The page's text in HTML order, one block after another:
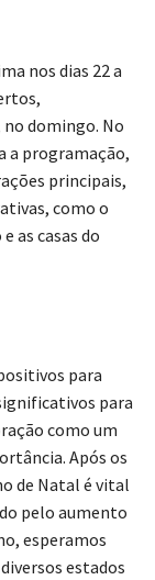
nos dias 22 a
no domingo. No
a programação,
principais,
como o
as casas do
para
para
como um
Após os
de Natal é vital
pelo aumento
esperamos
estados